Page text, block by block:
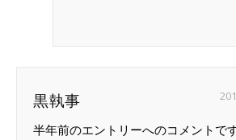
黒執事
半年前のエントリーへのコメントで